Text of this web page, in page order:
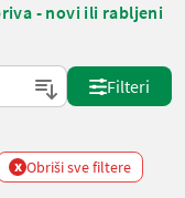
- novi ili rabljeni
Filteri
x Obriši sve filtere